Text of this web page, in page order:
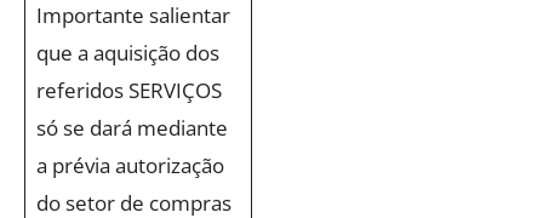
Importante salientar
que a aquisição dos
referidos SERVIÇOS
só se dará mediante
a prévia autorização
do setor de compras